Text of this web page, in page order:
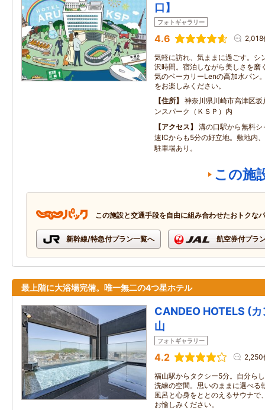
口】
フォトギャラリー
4.6 2,018
気軽に訪れ、気ままに過ごす。シ
沢時間。宿泊しながら美しさを磨
気のベーカリーLenの高加水パン
をお楽しみください。
住所
神奈川県川崎市高津区
ンスパーク（ＫＳＰ）内
アクセス
溝の口駅から無料
速ICからも5分の好立地。敷地内
駐車場あり。
この施
この施設と交通手段を自由に組み合わせたおトクな
新幹線/特急付プラン一覧へ 航空券付プラ
最上階に大浴場完備。唯一無二の4つ星ホテル
CANDEO HOTELS (
山
フォトギャラリー
4.2 2,250
福山駅からタクシー5分。自分ら
洗練の空間。思いのままに選べる
風呂と心身をととのえるサウナで
お愉しみください。